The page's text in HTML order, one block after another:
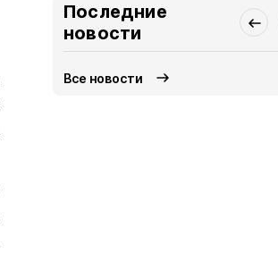
Последние
новости
Все новости